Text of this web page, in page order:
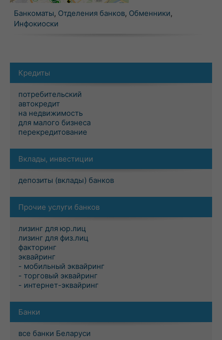
Банкоматы, Отделения банков, Обменники,
Инфокиоски
Кредиты
потребительский
автокредит
на недвижимость
для малого бизнеса
перекредитование
Вклады, инвестиции
депозиты (вклады) банков
Прочие услуги банков
лизинг для юр.лиц
лизинг для физ.лиц
факторинг
эквайринг
- мобильный эквайринг
- торговый эквайринг
- интернет-эквайринг
Банки
все банки Беларуси